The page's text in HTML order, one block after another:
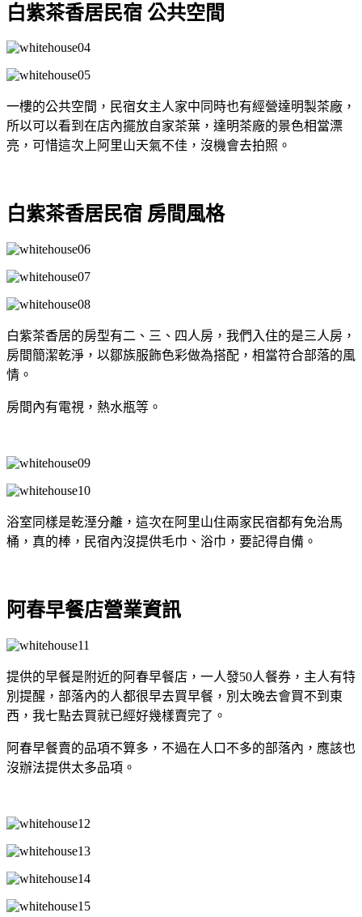
白紫茶香居民宿 公共空間
一樓的公共空間，民宿女主人家中同時也有經營達明製茶廠，
所以可以看到在店內擺放自家茶葉，達明茶廠的景色相當漂
亮，可惜這次上阿里山天氣不佳，沒機會去拍照。
白紫茶香居民宿 房間風格
白紫茶香居的房型有二、三、四人房，我們入住的是三人房，
房間簡潔乾淨，以鄒族服飾色彩做為搭配，相當符合部落的風
情。
房間內有電視，熱水瓶等。
浴室同樣是乾溼分離，這次在阿里山住兩家民宿都有免治馬
桶，真的棒，民宿內沒提供毛巾、浴巾，要記得自備。
阿春早餐店營業資訊
提供的早餐是附近的阿春早餐店，一人發50人餐券，主人有特
別提醒，部落內的人都很早去買早餐，別太晚去會買不到東
西，我七點去買就已經好幾樣賣完了。
阿春早餐賣的品項不算多，不過在人口不多的部落內，應該也
沒辦法提供太多品項。